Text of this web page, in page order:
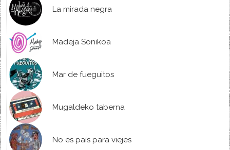
La mirada negra
Madeja Sonikoa
Mar de fueguitos
Mugaldeko taberna
No es país para viejes